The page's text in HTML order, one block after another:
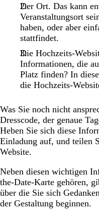
Der Ort. Das kann
Veranstaltungsort
haben, oder aber
stattfindet.
Die Hochzeits-
Informationen, die
Platz finden? In
die Hochzeits-
Was Sie noch nicht
Dresscode, der genaue
Heben Sie sich diese
Einladung auf, und teilen
Website.
Neben diesen wichtigen
the-Date-Karte gehören,
über die Sie sich
der Gestaltung beginnen.